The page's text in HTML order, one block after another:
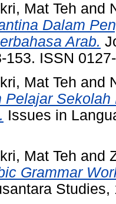
Mat Teh and
Dalam
Arab.
153. ISSN
Mat Teh and
Pelajar
Issues in
Mat Teh and
Grammar